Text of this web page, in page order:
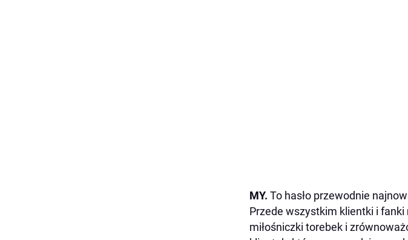
MY. To hasło przewodnie
Przede wszystkim klientki i
miłośniczki torebek i